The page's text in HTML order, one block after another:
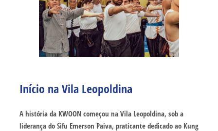
Início na Vila Leopoldina
A história da KWOON começou na Vila Leopoldina, sob a
liderança do Sifu Emerson Paiva, praticante dedicado ao Kung